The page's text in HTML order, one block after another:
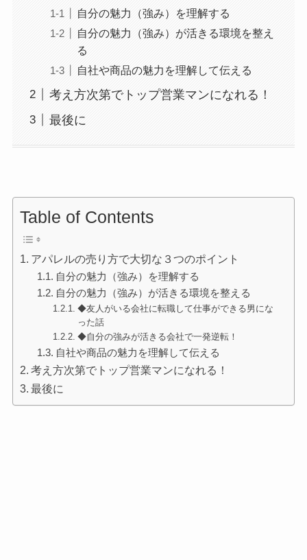
自分の魅力（強み）を理解する
自分の魅力（強み）が活きる環境を整え
る
自社や商品の魅力を理解して伝える
考え方次第でトップ営業マンになれる！
最後に
Table of Contents
アパレルの売り方で大切な３つのポイント
自分の魅力（強み）を理解する
自分の魅力（強み）が活きる環境を整える
◆友人がいる会社に転職して仕事ができる男にな
った話
◆自分の強みが活きる会社で一発逆転！
自社や商品の魅力を理解して伝える
考え方次第でトップ営業マンになれる！
最後に